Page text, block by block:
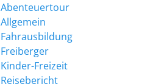
Abenteuertour
Allgemein
Fahrausbildung
Freiberger
Kinder-Freizeit
Reisebericht